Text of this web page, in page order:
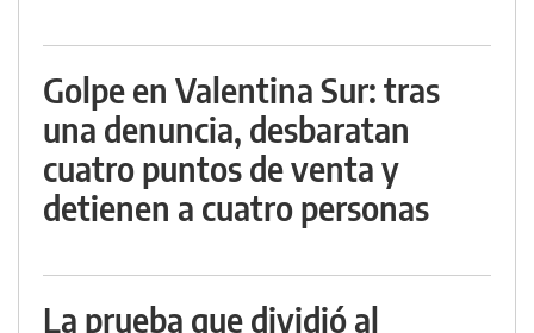
Golpe en Valentina Sur: tras
una denuncia, desbaratan
cuatro puntos de venta y
detienen a cuatro personas
La prueba que dividió al